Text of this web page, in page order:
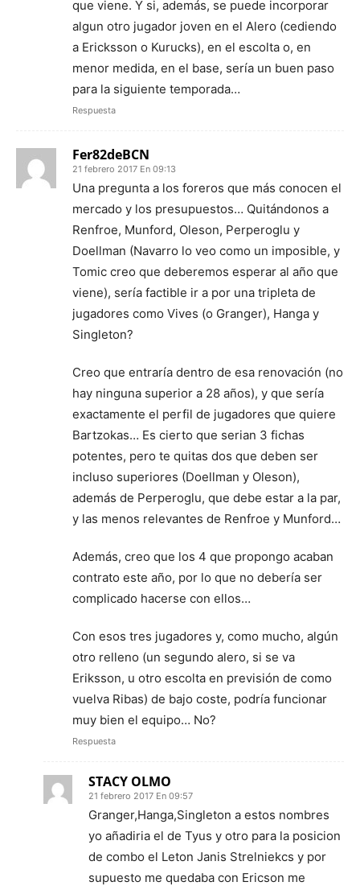
que viene. Y si, además, se puede incorporar
algun otro jugador joven en el Alero (cediendo
a Ericksson o Kurucks), en el escolta o, en
menor medida, en el base, sería un buen paso
para la siguiente temporada…
Respuesta
Fer82deBCN
21 febrero 2017 En 09:13
Una pregunta a los foreros que más conocen el
mercado y los presupuestos… Quitándonos a
Renfroe, Munford, Oleson, Perperoglu y
Doellman (Navarro lo veo como un imposible, y
Tomic creo que deberemos esperar al año que
viene), sería factible ir a por una tripleta de
jugadores como Vives (o Granger), Hanga y
Singleton?
Creo que entraría dentro de esa renovación (no
hay ninguna superior a 28 años), y que sería
exactamente el perfil de jugadores que quiere
Bartzokas… Es cierto que serian 3 fichas
potentes, pero te quitas dos que deben ser
incluso superiores (Doellman y Oleson),
además de Perperoglu, que debe estar a la par,
y las menos relevantes de Renfroe y Munford…
Además, creo que los 4 que propongo acaban
contrato este año, por lo que no debería ser
complicado hacerse con ellos…
Con esos tres jugadores y, como mucho, algún
otro relleno (un segundo alero, si se va
Eriksson, u otro escolta en previsión de como
vuelva Ribas) de bajo coste, podría funcionar
muy bien el equipo… No?
Respuesta
STACY OLMO
21 febrero 2017 En 09:57
Granger,Hanga,Singleton a estos nombres
yo añadiria el de Tyus y otro para la posicion
de combo el Leton Janis Strelniekcs y por
supuesto me quedaba con Ericson me